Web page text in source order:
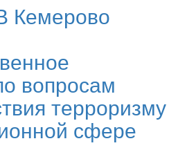
Кемерово
вопросам
терроризму
сфере